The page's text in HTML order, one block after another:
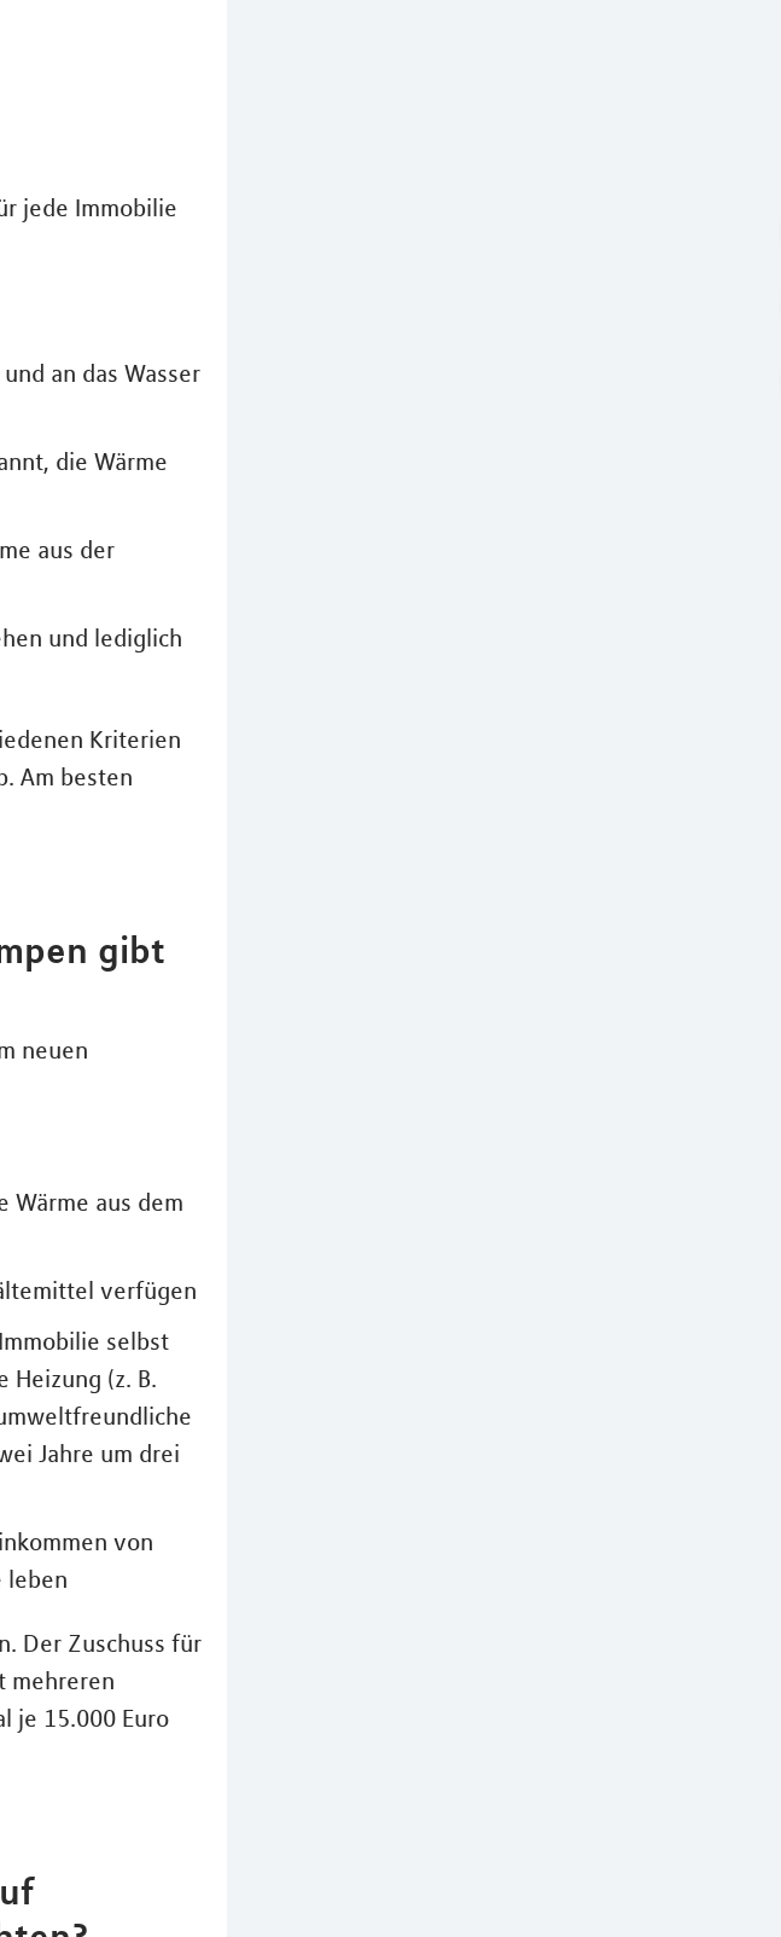
jede Immobilie
an das Wasser
die Wärme
aus der
und lediglich
Kriterien
Am besten
gibt
neuen
Wärme aus dem
verfügen
selbst
Heizung (z. B.
Jahre um drei
von
leben
Der Zuschuss für
mehreren
je 15.000 Euro